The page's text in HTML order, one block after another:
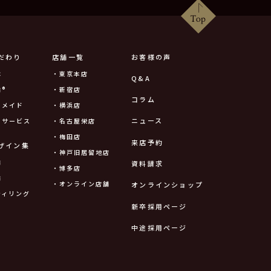
わり
イド
ービス
イン集
リング
店舗一覧
・東京本店
・新宿店
・横浜店
・名古屋栄店
・梅田店
・神戸旧居留地店
・博多店
・オンライン店舗
お客様の声
Q&A
コラム
ニュース
来店予約
資料請求
オンラインショップ
新卒採用ページ
中途採用ページ